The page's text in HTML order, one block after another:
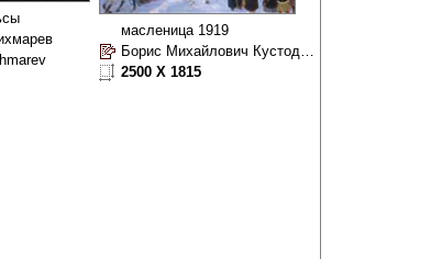
масленица 1919
Борис Михайлович Кустодиев
2500 X 1815